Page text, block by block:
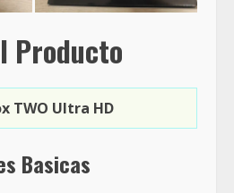
Producto
TWO Ultra HD
Basicas